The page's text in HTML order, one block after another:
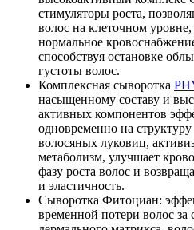
стимуляторы роста,
волос на клеточном уровне,
нормальное
способствуя остановке
густоты волос.
Комплексная сыворотка
насыщенному составу и
активных компонентов
одновременно на
волосяных луковиц,
метаболизм, улучшает
фазу роста волос и
и эластичность.
Сыворотка Фитоциан:
временной потери волос за